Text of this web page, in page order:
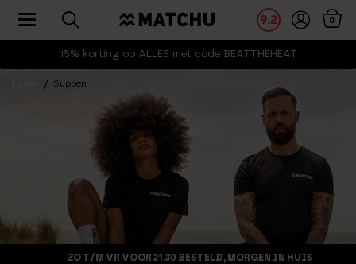
15% korting op ALLES met code BEATTHEHEAT
9.2 0
Toggle navigation
Suppen
ZO T/M VR VOOR 21.30 BESTELD, MORGEN IN HUIS